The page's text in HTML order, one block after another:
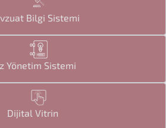
Bilgi Sistemi
Yönetim Sistemi
Dijital Vitrin